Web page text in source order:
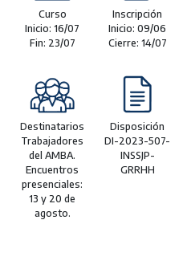
Curso
Inicio: 16/07
Fin: 23/07
Inscripción
Inicio: 09/06
Cierre: 14/07
Destinatarios
Trabajadores
del AMBA.
Encuentros
presenciales:
13 y 20 de
agosto.
Disposición
DI-2023-507-
INSSJP-
GRRHH